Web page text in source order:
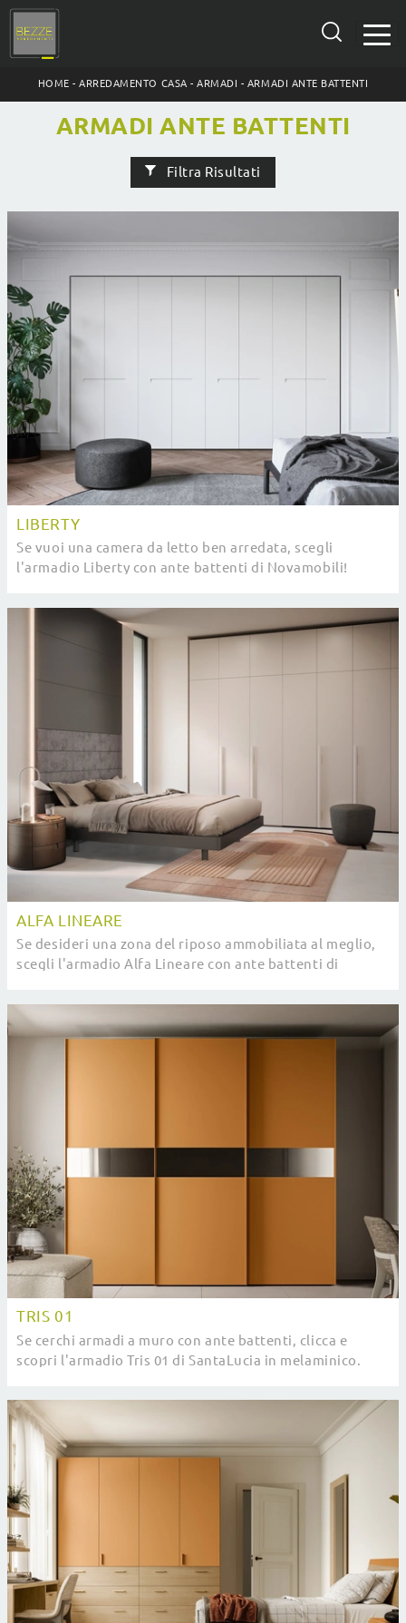
HOME -ARREDAMENTO CASA -ARMADI - ARMADI ANTE BATTENTI
ARMADI ANTE BATTENTI
Filtra Risultati
LIBERTY
Se vuoi una camera da letto ben arredata, scegli
l'armadio Liberty con ante battenti di Novamobili!
ALFA LINEARE
Se desideri una zona del riposo ammobiliata al meglio,
scegli l'armadio Alfa Lineare con ante battenti di
TRIS 01
Se cerchi armadi a muro con ante battenti, clicca e
scopri l'armadio Tris 01 di SantaLucia in melaminico.